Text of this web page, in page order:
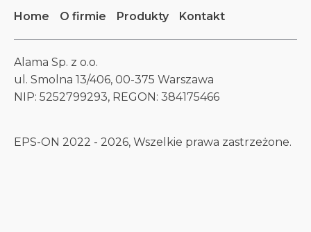
Home O firmie Produkty Kontakt
Alama Sp. z o.o.
ul. Smolna 13/406, 00-375 Warszawa
NIP: 5252799293, REGON: 384175466
EPS-ON 2022 - 2026, Wszelkie prawa zastrzeżone.